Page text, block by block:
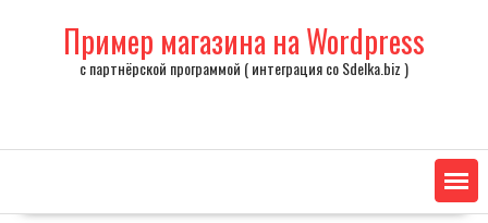
Пример магазина на Wordpress
с партнёрской программой ( интеграция со Sdelka.biz )